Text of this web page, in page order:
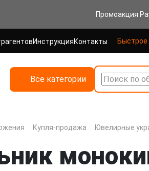
Промоакция
ИнструкцияКонтакты Быстрое
Все категории Поиск по
Купля-продажа Ювелирные